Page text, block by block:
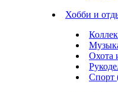
Хобби и
Охота
Спорт